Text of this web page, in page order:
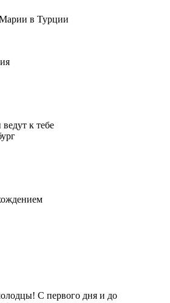
в Турции
к тебе
С первого дня и до